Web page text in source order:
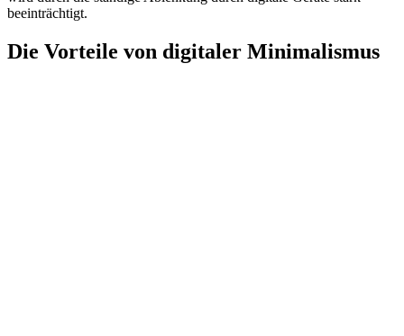
beeinträchtigt.
Die Vorteile von digitaler Minimalismus